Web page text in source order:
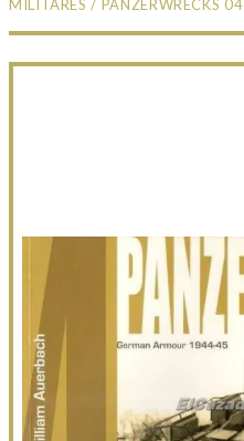
MILITARES / PANZERWRECKS 04